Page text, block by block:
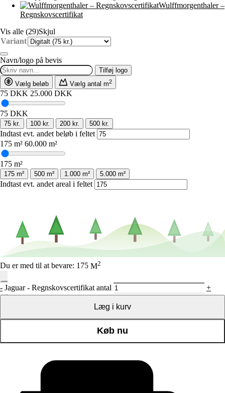
Wulffmorgenthaler –
Regnskovscertifikat
Vis alle (29)Skjul
Variant
Navn/logo på bevis
Tilføj logo
Vælg beløb
Vælg antal m2
75 DKK 25.000 DKK
75 DKK
75 kr. 100 kr. 200 kr. 500 kr.
Indtast evt. andet beløb i feltet
175 m² 60.000 m²
175 m²
175 m² 500 m² 1.000 m² 5.000 m²
Indtast evt. andet areal i feltet
Du er med til at bevare: 175 M2
- Jaguar - Regnskovscertifikat antal +
Læg i kurv
Køb nu